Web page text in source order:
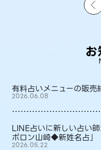
有料占いメニューの販売
2026.06.08
LINE占いに新しい占い
ポロン山崎◆新姓名占」
2026.05.22